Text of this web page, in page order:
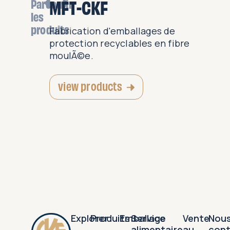
Parcourir
les
produits
et
MFT-CKF
Fabrication d'emballages de
protection recyclables en fibre
moulÃ©e.
view products
ExplorerProduitsEmballage
Service
Vente